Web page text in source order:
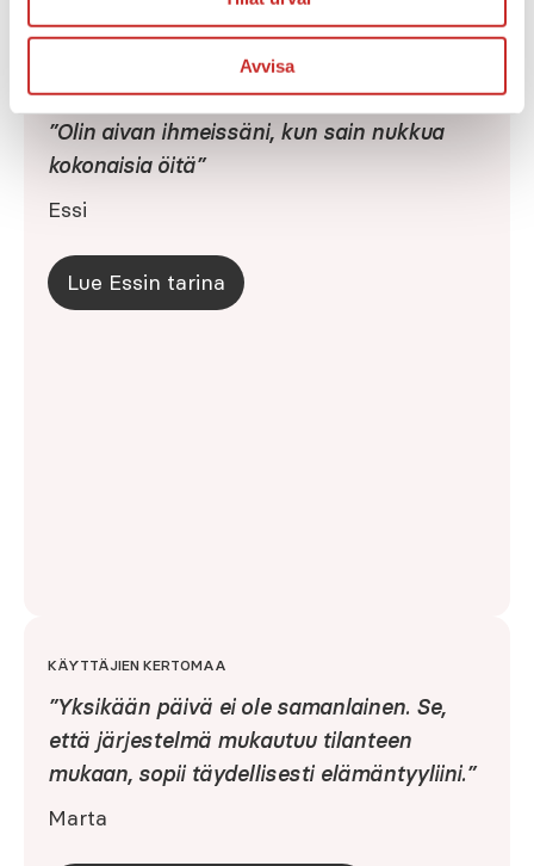
Avvisa
KÄYTTÄJIEN KERTOMAA
”Olin aivan ihmeissäni, kun sain nukkua
kokonaisia öitä”
Essi
Lue Essin tarina
KÄYTTÄJIEN KERTOMAA
”Yksikään päivä ei ole samanlainen. Se,
että järjestelmä mukautuu tilanteen
mukaan, sopii täydellisesti elämäntyyliini.”
Marta